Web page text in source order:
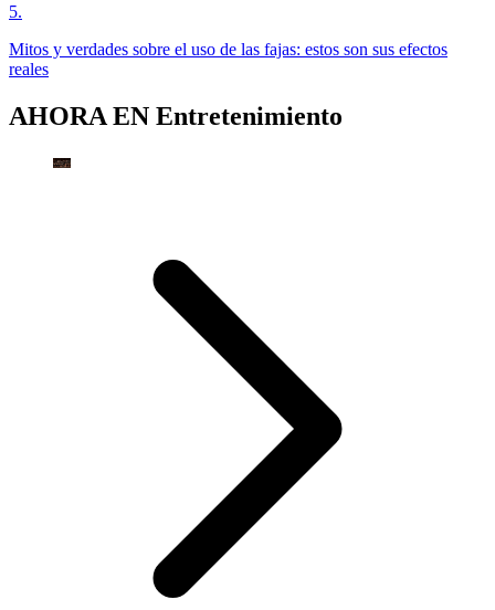
5.
Mitos y verdades sobre el uso de las fajas: estos son sus efectos
reales
AHORA EN Entretenimiento